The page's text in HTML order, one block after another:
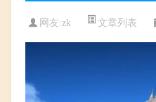
网友:zk 文章列表